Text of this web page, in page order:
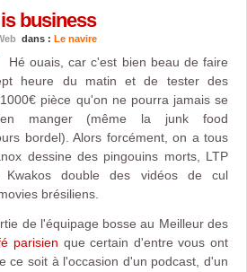
business
dans : Le navire
Hé ouais, car c'est bien beau de faire
heure du matin et de tester des
pièce qu'on ne pourra jamais se
manger (même la junk food
bordel). Alors forcément, on a tous
dessine des pingouins morts, LTP
double des vidéos de cul
brésiliens.
de l'équipage bosse au Meilleur des
parisien que certain d'entre vous ont
ce soit à l'occasion d'un podcast, d'un